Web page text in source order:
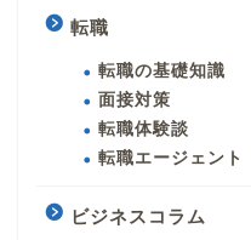
転職
転職の基礎知識
面接対策
転職体験談
転職エージェント
ビジネスコラム